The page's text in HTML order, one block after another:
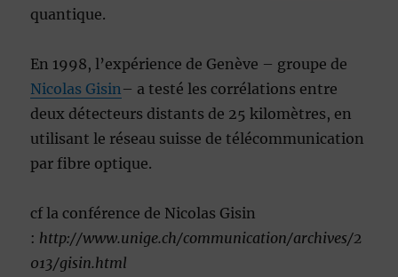
quantique.
En 1998, l’expérience de Genève – groupe de
Nicolas Gisin– a testé les corrélations entre
deux détecteurs distants de 25 kilomètres, en
utilisant le réseau suisse de télécommunication
par fibre optique.
cf la conférence de Nicolas Gisin
: http://www.unige.ch/communication/archives/2
013/gisin.html